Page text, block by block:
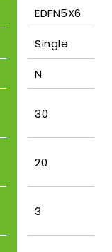
EDFN5X6
Single
N
30
20
3